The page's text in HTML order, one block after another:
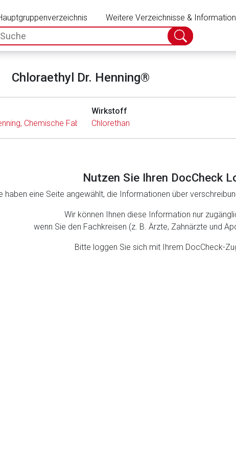
Weitere Verzeichnisse &
Suche
abschicken
Chloraethyl Dr. Henning®
Chemische Fabrik Walldorf GmbH
Wirkstoff
Chlorethan
Nutzen Sie Ihren DocCheck
haben eine Seite angewählt, die Informationen über
Wir können Ihnen diese Information nur
wenn Sie den Fachkreisen (z. B. Ärzte, Zahnärzte und
Bitte loggen Sie sich mit Ihrem DocCheck-
eine externe Web-Seite. Für die Inhalte der externen Web-